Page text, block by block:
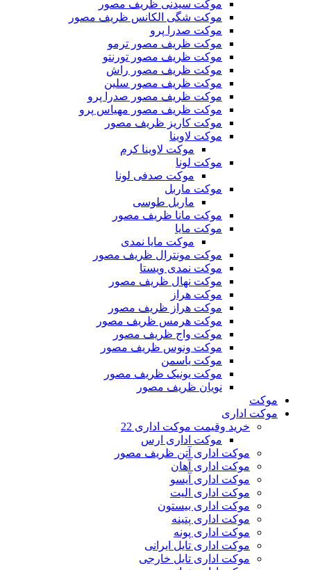
موکت سیدنی ظریف مصور
موکت شگی الکانس ظریف مصور
موکت صدرا پرو
موکت ظریف مصور ترمو
موکت ظریف مصور تورنتو
موکت ظریف مصور راش
موکت ظریف مصور سلین
موکت ظریف مصور صدرا پرو
موکت ظریف مصور مهیاس پرو
موکت کاریز ظریف مصور
موکت لاوینا
موکت لاوینا کرم
موکت لونا
موکت صدفی لونا
موکت ماربل
ماربل طوسی
موکت مانا ظریف مصور
موکت مایا
موکت مایا نمدی
موکت مونترال ظریف مصور
موکت نمدی ویستا
موکت نهال ظریف مصور
موکت هراز
موکت هراز ظریف مصور
موکت هرمس ظریف مصور
موکت واج ظریف مصور
موکت ونوس ظریف مصور
موکت یاسمن
موکت یونیک ظریف مصور
نویان ظریف مصور
موکت
موکت اداری
خرید وقیمت موکت اداری 22
موکت اداری ارس
موکت اداری آتن ظریف مصور
موکت اداری آهان
موکت اداری آیسو
موکت اداری الیت
موکت اداری بیستون
موکت اداری پتینه
موکت اداری پونه
موکت اداری تایل ایرانی
موکت اداری تایل خارجی